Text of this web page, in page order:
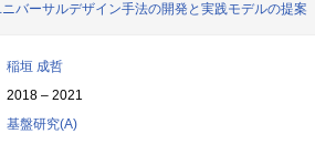
バーサルデザイン手法の開発と実践モデルの提案
稲垣 成哲
2018 – 2021
基盤研究(A)